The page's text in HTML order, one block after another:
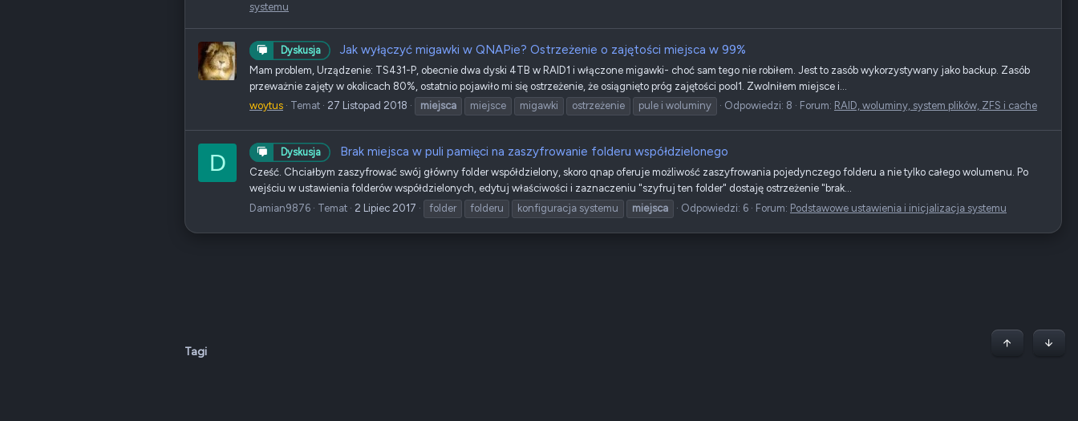
systemu
Dyskusja Jak wyłączyć migawki w QNAPie? Ostrzeżenie o zajętości miejsca w 99%
Mam problem, Urządzenie: TS431-P, obecnie dwa dyski 4TB w RAID1 i włączone migawki- choć sam tego nie robiłem. Jest to zasób wykorzystywany jako backup. Zasób
przeważnie zajęty w okolicach 80%, ostatnio pojawiło mi się ostrzeżenie, że osiągnięto próg zajętości pool1. Zwolniłem miejsce i...
woytus
Temat 27 Listopad 2018 miejsca miejsce migawki ostrzeżenie pule i woluminy Odpowiedzi: 8 Forum: RAID, woluminy, system plików, ZFS i cache
D Dyskusja Brak miejsca w puli pamięci na zaszyfrowanie folderu współdzielonego
Cześć. Chciałbym zaszyfrować swój główny folder współdzielony, skoro qnap oferuje możliwość zaszyfrowania pojedynczego folderu a nie tylko całego wolumenu. Po
wejściu w ustawienia folderów współdzielonych, edytuj właściwości i zaznaczeniu "szyfruj ten folder" dostaję ostrzeżenie "brak...
Damian9876
Temat 2 Lipiec 2017 folder folderu konfiguracja systemu miejsca Odpowiedzi: 6 Forum: Podstawowe ustawienia i inicjalizacja systemu
Tagi PoczątekDół